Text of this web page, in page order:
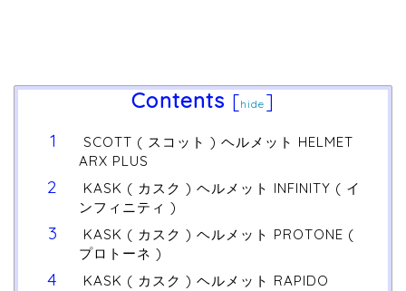
Contents [hide ]
SCOTT ( スコット ) ヘルメット HELMET
ARX PLUS
KASK ( カスク ) ヘルメット INFINITY ( イ
ンフィニティ )
KASK ( カスク ) ヘルメット PROTONE (
プロトーネ )
KASK ( カスク ) ヘルメット RAPIDO